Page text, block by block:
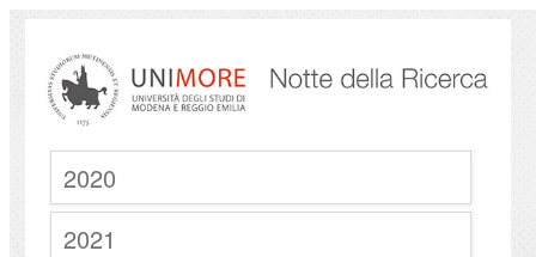
2020
2021